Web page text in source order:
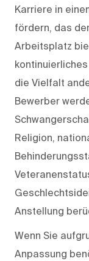
Karriere in
fördern, das
Arbeitsplatz
die Vielfalt
Bewerber
Religion,
Anstellung
Wenn Sie
Anpassung